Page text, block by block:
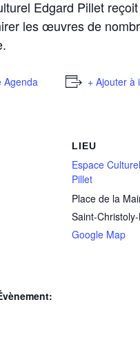
Edgard Pillet
les œuvres de
Agenda + Ajouter à
LIEU
Espace
Pillet
Place de la
Saint-
Google Map